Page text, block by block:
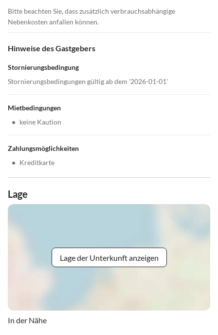
Bitte beachten Sie, dass zusätzlich verbrauchsabhängige
Nebenkosten anfallen können.
Hinweise des Gastgebers
Stornierungsbedingung
Stornierungsbedingungen gültig ab dem '2026-01-01'
Mietbedingungen
• keine Kaution
Zahlungsmöglichkeiten
• Kreditkarte
Lage
Lage der Unterkunft anzeigen
In der Nähe